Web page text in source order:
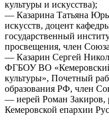
культуры и искусства);
— Казарина Татьяна
искусств, доцент
государственный
просвещения, член
— Казарин Сергей
ФГБОУ ВО «Кемеровский
культуры», Почетный
образования РФ, член
— иерей Роман Закиров,
Кемеровской епархии